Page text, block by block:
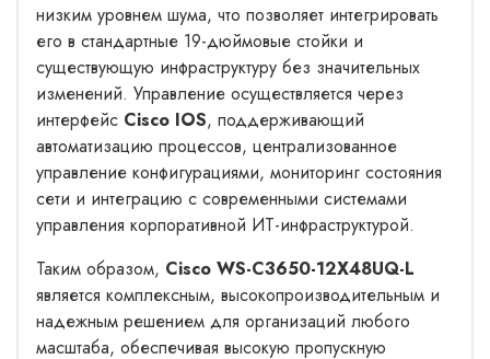
низким уровнем шума, что позволяет интегрировать
его в стандартные 19-дюймовые стойки и
существующую инфраструктуру без значительных
изменений. Управление осуществляется через
интерфейс Cisco IOS, поддерживающий
автоматизацию процессов, централизованное
управление конфигурациями, мониторинг состояния
сети и интеграцию с современными системами
управления корпоративной ИТ-инфраструктурой.
Таким образом, Cisco WS-C3650-12X48UQ-L
является комплексным, высокопроизводительным и
надежным решением для организаций любого
масштаба, обеспечивая высокую пропускную